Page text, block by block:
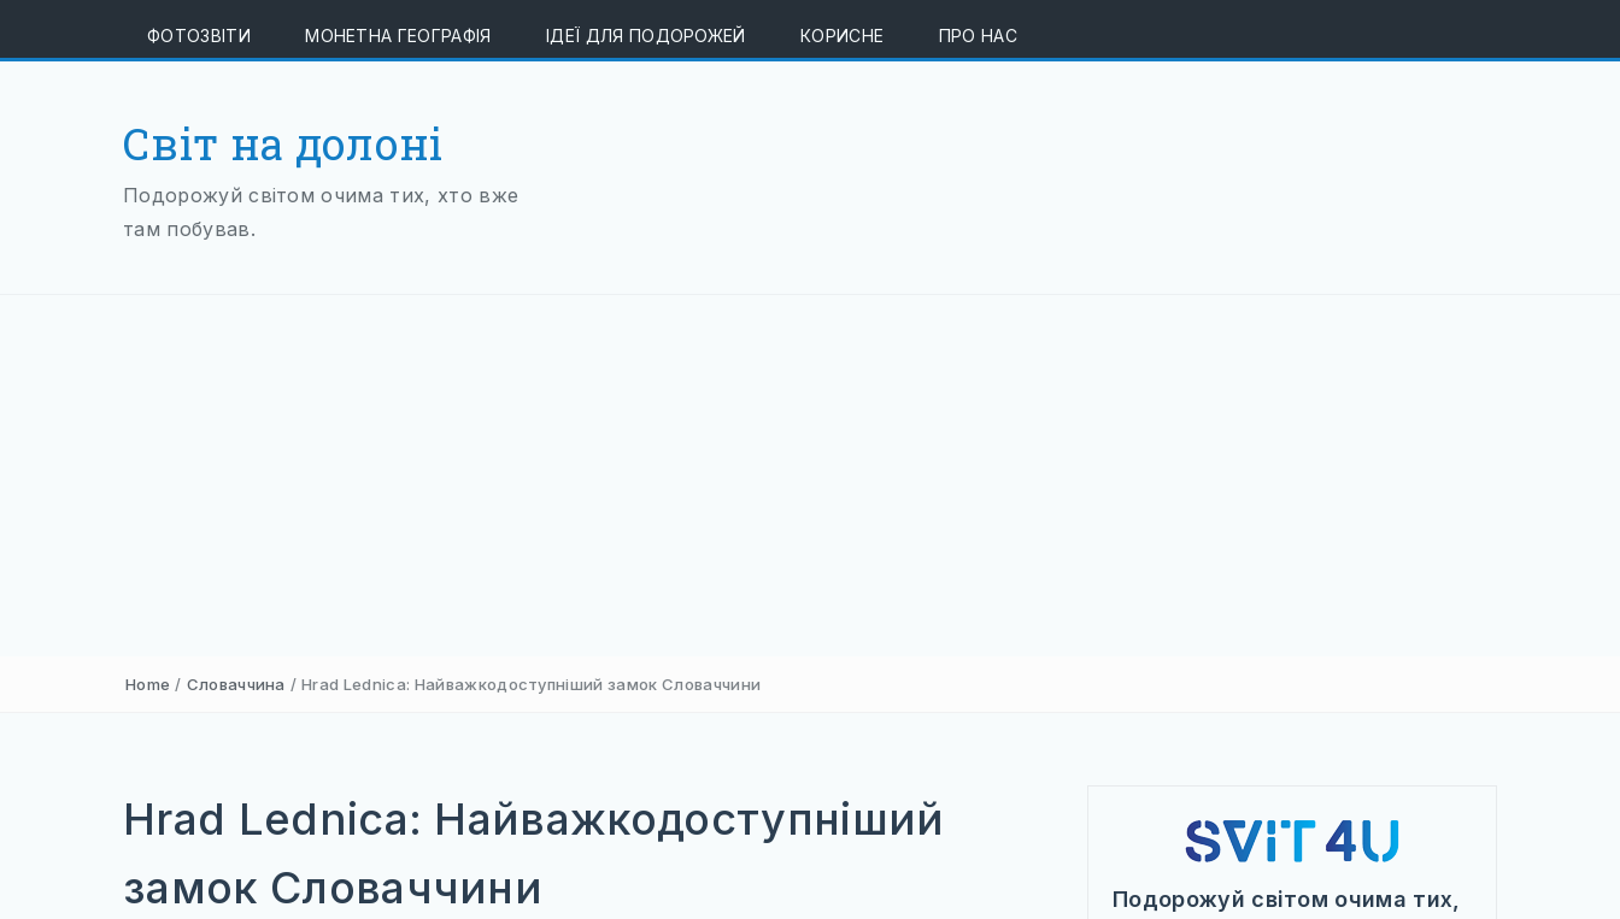
ФОТОЗВІТИ МОНЕТНА ГЕОГРАФІЯ ІДЕЇ ДЛЯ ПОДОРОЖЕЙ КОРИСНЕ ПРО НАС
Світ на долоні
Подорожуй світом очима тих, хто вже
там побував.
Home / Словаччина / Hrad Lednica: Найважкодоступніший замок Словаччини
Hrad Lednica: Найважкодоступніший
замок Словаччини
Подорожуй світом очима тих,